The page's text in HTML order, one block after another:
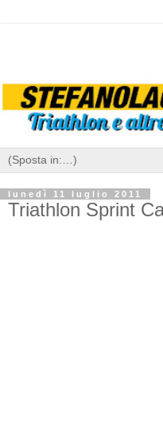
lunedì 11 luglio 2011
Triathlon Sprint